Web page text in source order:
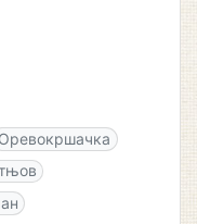
Оревокршачка